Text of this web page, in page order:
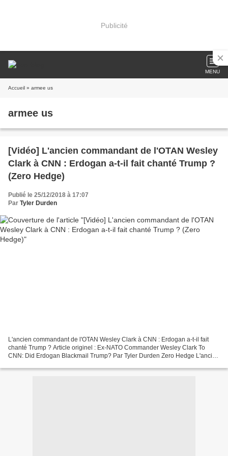
Publicité
MENU
Accueil » armee us
armee us
[Vidéo] L'ancien commandant de l'OTAN Wesley
Clark à CNN : Erdogan a-t-il fait chanté Trump ?
(Zero Hedge)
Publié le 25/12/2018 à 17:07
Par Tyler Durden
L'ancien commandant de l'OTAN Wesley Clark à CNN : Erdogan a-t-il fait
chanté Trump ? Article originel : Ex-NATO Commander Wesley Clark To
CNN: Did Erdogan Blackmail Trump? Par Tyler Durden Zero Hedge L'ancien